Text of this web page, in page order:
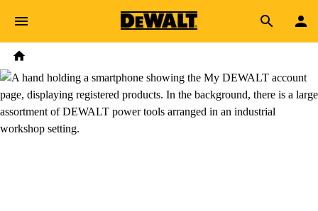
Skip to main content
Search
Breadcrumb